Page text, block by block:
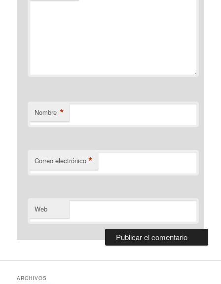
Nombre *
Correo electrónico *
Web
ARCHIVOS